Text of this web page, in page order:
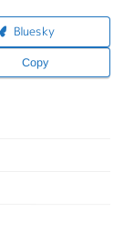
Bluesky
Copy